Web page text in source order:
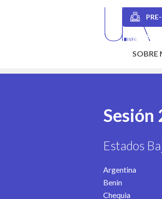
Secondary
PRE-
Main
SOBRE
Sesión
Estados
Argentina
Benin
Chequia